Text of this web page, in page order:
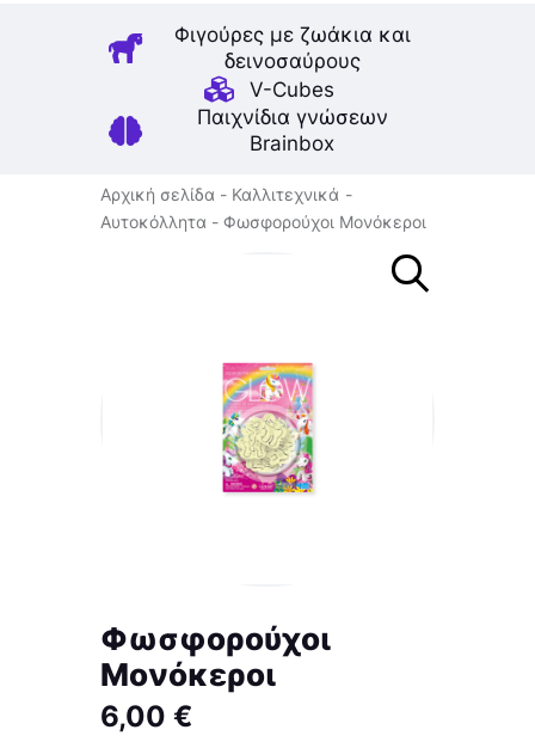
Φιγούρες με ζωάκια και
δεινοσαύρους
V-Cubes
Παιχνίδια γνώσεων
Brainbox
Αρχική σελίδα
Καλλιτεχνικά
Αυτοκόλλητα
Φωσφορούχοι Μονόκεροι
Φωσφορούχοι
Μονόκεροι
6,00 €